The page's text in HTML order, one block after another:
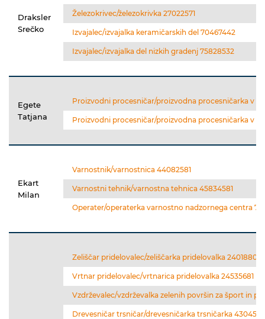
Draksler
Srečko
Železokrivec/železokrivka 27022571
Izvajalec/izvajalka keramičarskih del 70467442
Izvajalec/izvajalka del nizkih gradenj 75828532
Egete
Tatjana
Proizvodni procesničar/proizvodna procesničarka v
Proizvodni procesničar/proizvodna procesničarka v
Ekart
Milan
Varnostnik/varnostnica 44082581
Varnostni tehnik/varnostna tehnica 45834581
Operater/operaterka varnostno nadzornega centra
Zeliščar pridelovalec/zeliščarka pridelovalka 24018801
Vrtnar pridelovalec/vrtnarica pridelovalka 24535681
Vzdrževalec/vzdrževalka zelenih površin za šport in
Drevesničar trsničar/drevesničarka trsničarka